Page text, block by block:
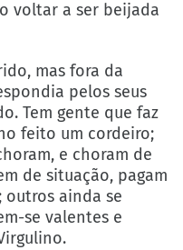
voltar a ser beijada
mas fora da
pelos seus
Tem gente que faz
feito um cordeiro;
e choram de
de situação, pagam
outros ainda se
se valentes e